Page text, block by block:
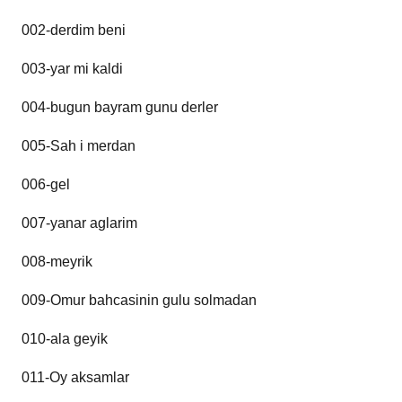
002-derdim beni
003-yar mi kaldi
004-bugun bayram gunu derler
005-Sah i merdan
006-gel
007-yanar aglarim
008-meyrik
009-Omur bahcasinin gulu solmadan
010-ala geyik
011-Oy aksamlar